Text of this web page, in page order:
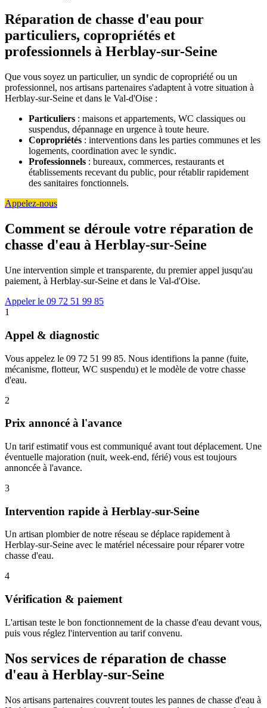
Réparation de chasse d'eau pour
particuliers, copropriétés et
professionnels à Herblay-sur-Seine
Que vous soyez un particulier, un syndic de copropriété ou un
professionnel, nos artisans partenaires s'adaptent à votre situation à
Herblay-sur-Seine et dans le Val-d'Oise :
Particuliers : maisons et appartements, WC classiques ou
suspendus, dépannage en urgence à toute heure.
Copropriétés : interventions dans les parties communes et les
logements, coordination avec le syndic.
Professionnels : bureaux, commerces, restaurants et
établissements recevant du public, pour rétablir rapidement
des sanitaires fonctionnels.
Appelez-nous
Comment se déroule votre réparation de
chasse d'eau à Herblay-sur-Seine
Une intervention simple et transparente, du premier appel jusqu'au
paiement, à Herblay-sur-Seine et dans le Val-d'Oise.
Appeler le 09 72 51 99 85
1
Appel & diagnostic
Vous appelez le 09 72 51 99 85. Nous identifions la panne (fuite,
mécanisme, flotteur, WC suspendu) et le modèle de votre chasse
d'eau.
2
Prix annoncé à l'avance
Un tarif estimatif vous est communiqué avant tout déplacement. Une
éventuelle majoration (nuit, week-end, férié) vous est toujours
annoncée à l'avance.
3
Intervention rapide à Herblay-sur-Seine
Un artisan plombier de notre réseau se déplace rapidement à
Herblay-sur-Seine avec le matériel nécessaire pour réparer votre
chasse d'eau.
4
Vérification & paiement
L'artisan teste le bon fonctionnement de la chasse d'eau devant vous,
puis vous réglez l'intervention au tarif convenu.
Nos services de réparation de chasse
d'eau à Herblay-sur-Seine
Nos artisans partenaires couvrent toutes les pannes de chasse d'eau à